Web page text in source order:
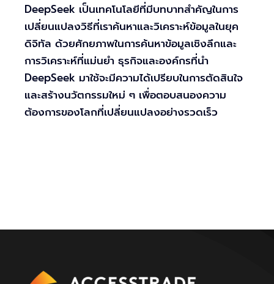
DeepSeek เป็นเทคโนโลยีที่มีบทบาทสำคัญในการ
เปลี่ยนแปลงวิธีที่เราค้นหาและวิเคราะห์ข้อมูลในยุค
ดิจิทัล ด้วยศักยภาพในการค้นหาข้อมูลเชิงลึกและ
การวิเคราะห์ที่แม่นยำ ธุรกิจและองค์กรที่นำ
DeepSeek มาใช้จะมีความได้เปรียบในการตัดสินใจ
และสร้างนวัตกรรมใหม่ ๆ เพื่อตอบสนองความ
ต้องการของโลกที่เปลี่ยนแปลงอย่างรวดเร็ว